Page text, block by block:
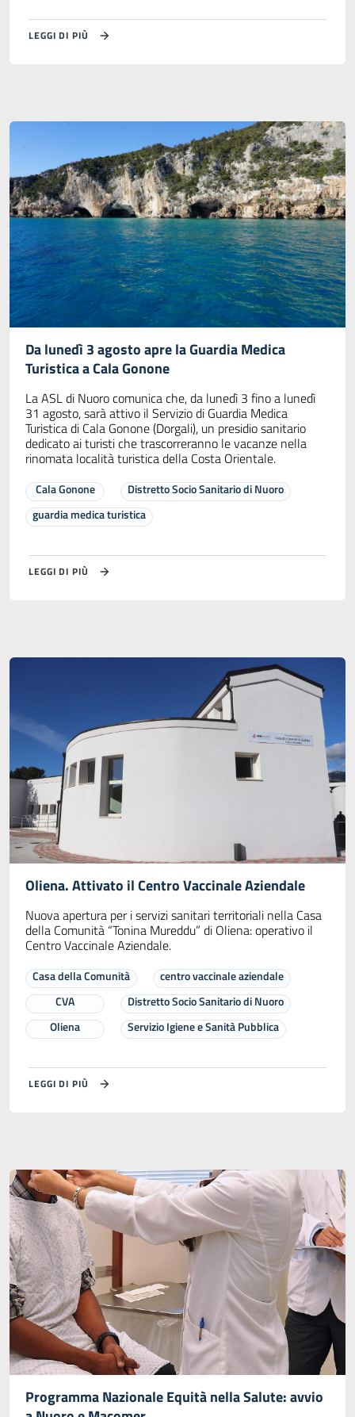
LEGGI DI PIÙ
Da lunedì 3 agosto apre la Guardia Medica
Turistica a Cala Gonone
La ASL di Nuoro comunica che, da lunedì 3 fino a lunedì
31 agosto, sarà attivo il Servizio di Guardia Medica
Turistica di Cala Gonone (Dorgali), un presidio sanitario
dedicato ai turisti che trascorreranno le vacanze nella
rinomata località turistica della Costa Orientale.
Cala Gonone
Distretto Socio Sanitario di Nuoro
guardia medica turistica
LEGGI DI PIÙ
Oliena. Attivato il Centro Vaccinale Aziendale
Nuova apertura per i servizi sanitari territoriali nella Casa
della Comunità “Tonina Mureddu” di Oliena: operativo il
Centro Vaccinale Aziendale.
Casa della Comunità
centro vaccinale aziendale
CVA
Distretto Socio Sanitario di Nuoro
Oliena
Servizio Igiene e Sanità Pubblica
LEGGI DI PIÙ
Programma Nazionale Equità nella Salute: avvio